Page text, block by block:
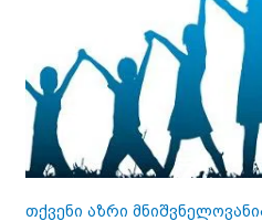
თქვენი აზრი